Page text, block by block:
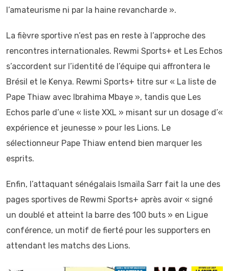
l’amateurisme ni par la haine revancharde ».
La fièvre sportive n’est pas en reste à l’approche des
rencontres internationales. Rewmi Sports+ et Les Echos
s’accordent sur l’identité de l’équipe qui affrontera le
Brésil et le Kenya. Rewmi Sports+ titre sur « La liste de
Pape Thiaw avec Ibrahima Mbaye », tandis que Les
Echos parle d’une « liste XXL » misant sur un dosage d’«
expérience et jeunesse » pour les Lions. Le
sélectionneur Pape Thiaw entend bien marquer les
esprits.
Enfin, l’attaquant sénégalais Ismaïla Sarr fait la une des
pages sportives de Rewmi Sports+ après avoir « signé
un doublé et atteint la barre des 100 buts » en Ligue
conférence, un motif de fierté pour les supporters en
attendant les matchs des Lions.